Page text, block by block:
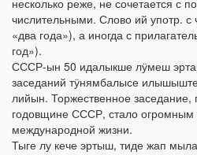
несколько реже, не сочетается с
числительными. Слово ий употр. с
«два года»), а иногда с
год»).
СССР-ын 50 идалыкше лӱмеш
заседаний тӱнямбалысе илышыште
лийын. Торжественное
годовщине СССР, стало огромным
международной жизни.
Тыге лу кече эртыш, тиде жап